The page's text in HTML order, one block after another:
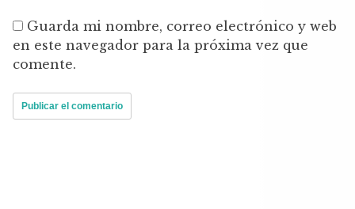
Guarda mi nombre, correo electrónico y web
en este navegador para la próxima vez que
comente.